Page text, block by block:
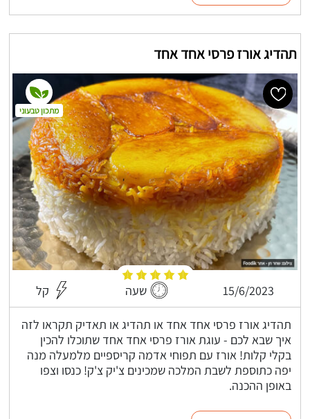
תהדיג אורז פרסי אחד אחד
15/6/2023 שעה קל
תהדיג אורז פרסי אחד אחד או תהדיג או תאדיק תקראו לזה
איך שבא לכם - עוגת אורז פרסי אחד אחד שתוכלו להכין
בקלי קלות! אורז עם תפוחי אדמה קריספיים מלמעלה מנה
יפה כתוספת לשבת המלכה שמכינים צ'יק צ'ק! כנסו וצפו
באופן ההכנה.
מתכון טבעוני